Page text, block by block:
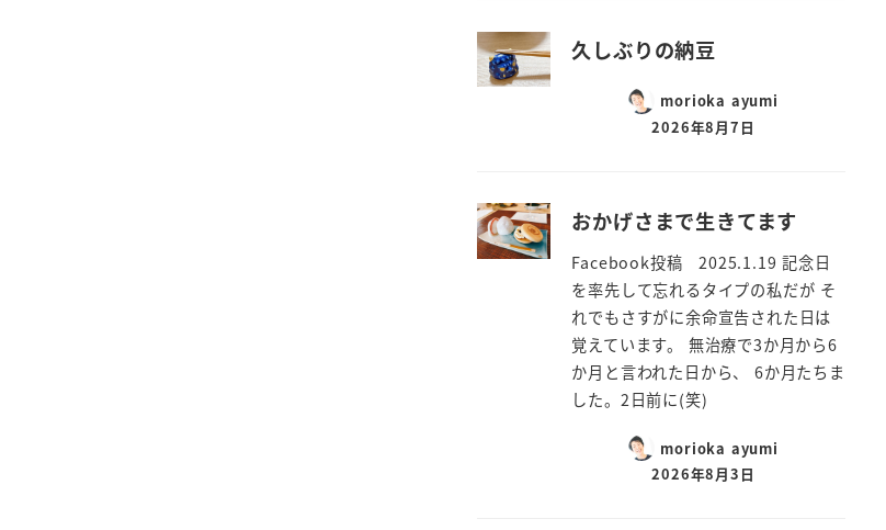
久しぶりの納豆
morioka ayumi
2026年8月7日
おかげさまで生きてます
Facebook投稿 2025.1.19 記念日
を率先して忘れるタイプの私だが そ
れでもさすがに余命宣告された日は
覚えています。 無治療で3か月から6
か月と言われた日から、 6か月たちま
した。2日前に(笑)
morioka ayumi
2026年8月3日